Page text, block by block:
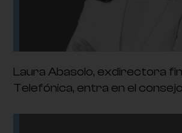
Laura Abasolo, exdirectora
Telefónica, entra en el